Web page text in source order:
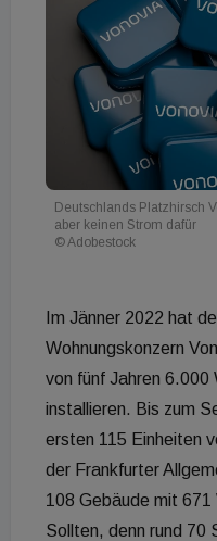
Deutschlands Platzhirsch
aber keinen Strom dafür
© Adobestock
Im Jänner 2022 hat
Wohnungskonzern
von fünf Jahren 6.000
installieren. Bis zum
ersten 115 Einheiten
der Frankfurter
108 Gebäude mit 671
Sollten, denn rund 70